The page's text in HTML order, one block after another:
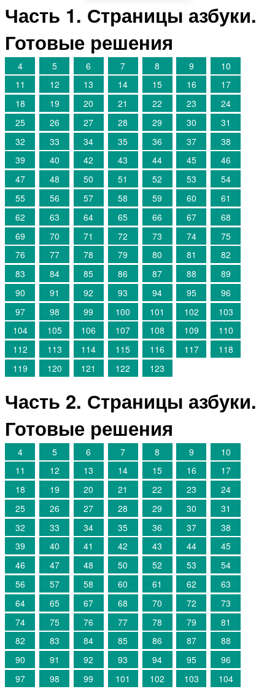
Часть 1. Страницы азбуки.
Готовые решения
4 5 6 7 8 9
10
11
12 13 14 15 16
17
18
19 20 21 22 23
24
25
26 27 28 29 30
31
32
33 34 35 36 37
38
39
40 42 43 44 45
46
47
48 50 51 52 53
54
55
56 57 58 59 60
61
62
63 64 65 66 67
68
69
70 71 72 73 74
75
76
77 78 79 80 81
82
83
84 85 86 87 88
89
90
91 92 93 94 95
96
97
98 99 100 101 102
103
104
105 106 107 108 109
110
112
113 114 115 116 117
118
119
120 121 122 123
Часть 2. Страницы азбуки.
Готовые решения
4 5 6 7 8 9
10
11
12 13 14 15 16
17
18
19 20 21 22 23
24
25
26 27 28 29 30
31
32
33 34 35 36 37
38
39
40 41 42 43 44
45
46
47 48 50 52 53
54
56
57 58 60 61 62
63
64
65 67 68 70 72
73
74
75 76 77 78 79
81
82
83 84 85 86 87
88
90
91 92 93 94 95
96
97
98 99 101 102 103 104